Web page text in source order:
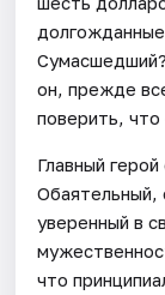
он, прежде
поверить, что
Главный
Обаятельный,
уверенный в
что